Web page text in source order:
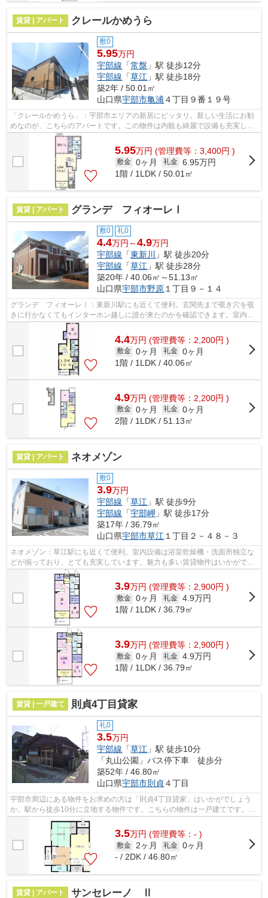
賃貸 | アパート クレールかめうら
敷0
5.95万円
宇部線 「常盤 」駅 徒歩12分
宇部線 「草江 」駅 徒歩18分
築2年 / 50.01㎡
山口県宇部市亀浦 ４丁目９番１９号
「クレールかめうら」：宇部市エリアの新居にピッタリ。新しい生活にお勧
めなのが、こちらのアパートです。この物件は内観も綺麗で設備も充実し
た、2024年築となっています。お客様は...
5.95万円 (管理費等：3,400円 )
敷金 0ヶ月 礼金 6.95万円
1階 / 1LDK / 50.01㎡
賃貸 | アパート グランデ フィオーレⅠ
敷0 礼0
4.4万円～4.9万円
宇部線 「東新川
」駅 徒歩20分
宇部線 「草江 」駅 徒歩28分
築20年 / 40.06㎡～51.13㎡
山口県宇部市野原 １丁目９－１４
グランデ フィオーレⅠ：東新川駅にも近くて便利。玄関先まで覗き穴を覗
きに行かなくてもインターホン越しに誰が来たのかを確認できます。室内設
備は浴室乾燥機・洗面所独立などが揃っ...
4.4万円 (管理費等：2,200円 )
敷金 0ヶ月 礼金 0ヶ月
1階 / 1LDK / 40.06㎡
4.9万円 (管理費等：2,200円 )
敷金 0ヶ月 礼金 0ヶ月
2階 / 1LDK / 51.13㎡
賃貸 | アパート ネオメゾン
敷0
3.9万円
宇部線 「草江 」駅 徒歩9分
宇部線 「宇部岬 」駅 徒歩17分
築17年 / 36.79㎡
山口県宇部市草江 １丁目２－４８－３
ネオメゾン：草江駅にも近くて便利。室内設備は浴室乾燥機・洗面所独立な
どが揃っており、とても充実しています。魅力も多い賃貸物件はいかがでし
ょうか。浴室とトイレが分かれていま...
3.9万円 (管理費等：2,900円 )
敷金 0ヶ月 礼金 4.9万円
1階 / 1LDK / 36.79㎡
3.9万円 (管理費等：2,900円 )
敷金 0ヶ月 礼金 4.9万円
1階 / 1LDK / 36.79㎡
賃貸 | 一戸建て 則貞4丁目貸家
礼0
3.5万円
宇部線 「草江 」駅 徒歩10分
「丸山公園」バス停下車 徒歩分
築52年 / 46.80㎡
山口県宇部市則貞４丁目
宇部市周辺にある物件をお求めの方は「則貞4丁目貸家」はいかがでしょう
か。駅から徒歩10分に立地する物件です。こちらの物件は一戸建てです。種
類も物件数も豊富で、且つ頼もしいスタ...
3.5万円 (管理費等：- )
敷金 2ヶ月 礼金 0ヶ月
- / 2DK / 46.80㎡
賃貸 | アパート サンセレーノ Ⅱ